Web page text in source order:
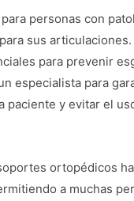
personas con
sus
para prevenir
especialista para
paciente y evitar el
ortopédicos
a muchas